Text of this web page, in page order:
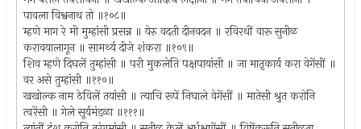
पावला विश्वनाथ तो ॥१०८॥
म्हणे माग रे मी मुम्हांसी प्रसन्न ॥ येरु वदती दीनवदन ॥ रविरथीं वारू सुनीळ
करावयालागून ॥ सामर्थ्य दीजे शंकरा ॥१०९॥
शिव म्हणे दिघलें तुम्हांसी ॥ परी मुकलेति पक्षपायांसी ॥ जा मातृकार्य करा वेगेंसीं ॥
वर असे तुम्हांसी ॥११०॥
खखोल्क नाम ठेविलें तयांसी ॥ त्याचि रूपें निघाले वेगेंसीं ॥ मातेसी श्रुत करोनि
त्वरेंसी ॥ गेले सूर्यमंडळा ॥१११॥